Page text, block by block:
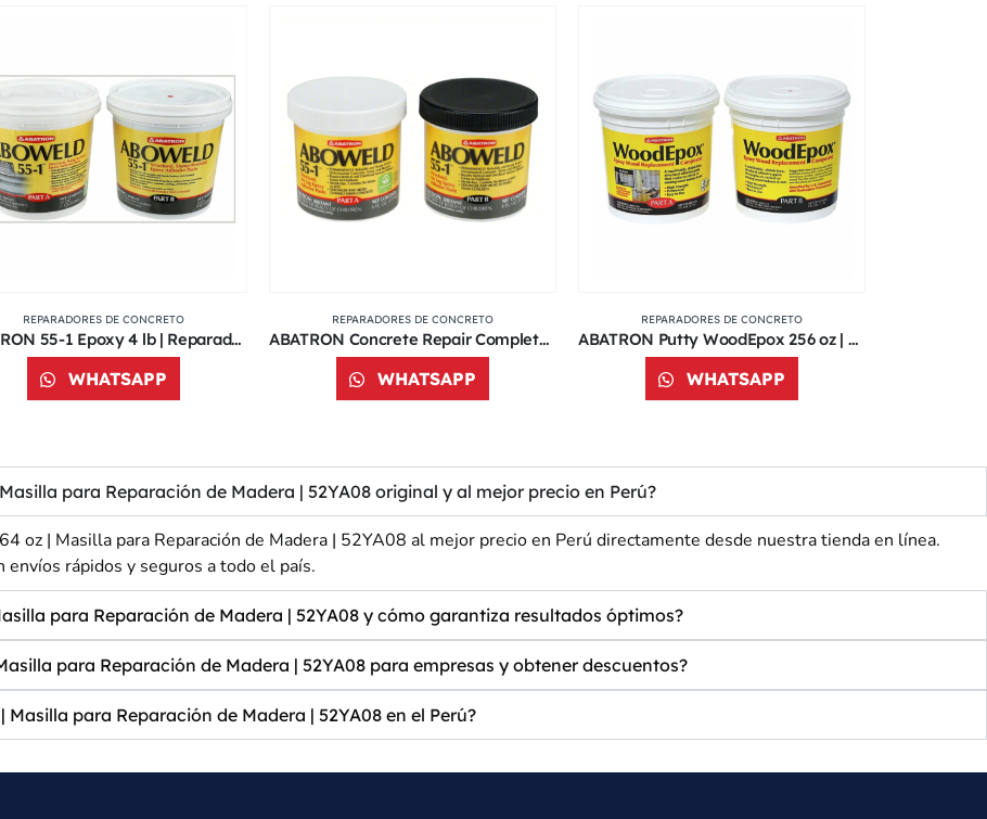
REPARADORES DE CONCRETO
ABATRON 55-1 Epoxy 4 lb | Reparador de Hormigón | 52YA03
WHATSAPP
REPARADORES DE CONCRETO
ABATRON Concrete Repair Completo 1 lb | Epoxy para Reparación de Hormigón | 799L67
WHATSAPP
REPARADORES DE CONCRETO
ABATRON Putty WoodEpox 256 oz | Reparador de Madera | 52YA09
WHATSAPP
para Reparación de Madera | 52YA08 original y al mejor precio en Perú?
oz | Masilla para Reparación de Madera | 52YA08 al mejor precio en Perú directamente desde nuestra tienda en línea.
envíos rápidos y seguros a todo el país.
para Reparación de Madera | 52YA08 y cómo garantiza resultados óptimos?
para Reparación de Madera | 52YA08 para empresas y obtener descuentos?
para Reparación de Madera | 52YA08 en el Perú?